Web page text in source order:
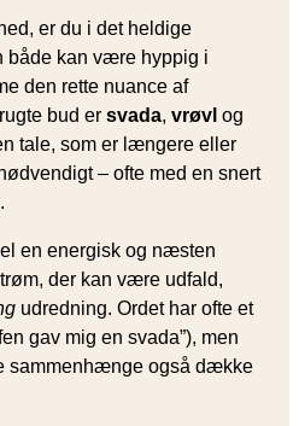
er du i det heldige
både kan være hyppig i
den rette nuance af
bud er svada, vrøvl og
tale, som er længere eller
– ofte med en snert
en energisk og næsten
der kan være udfald,
udredning. Ordet har ofte et
gav mig en svada”), men
sammenhænge også dække